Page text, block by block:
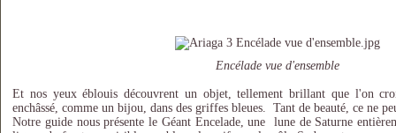
Encélade vue d'ensemble
Et nos yeux éblouis découvrent un objet, tellement brillant que l'on
enchâssé, comme un bijou, dans des griffes bleues. Tant de beauté, ce ne
Notre guide nous présente le Géant Encelade, une lune de Saturne